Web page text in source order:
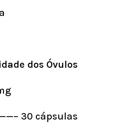
dos Óvulos
30 cápsulas